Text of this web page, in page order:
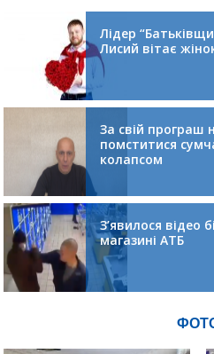
Лідер
Лисий вітає
За свій програш
помститися
колапсом
З’явилося відео
магазині АТБ